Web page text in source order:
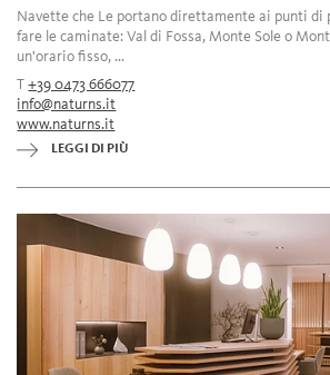
Navette che Le portano direttamente ai punti di
fare le caminate: Val di Fossa, Monte Sole o
un'orario fisso, ...
T+39 0473 666077
info@naturns.it
www.naturns.it
LEGGI DI PIÙ